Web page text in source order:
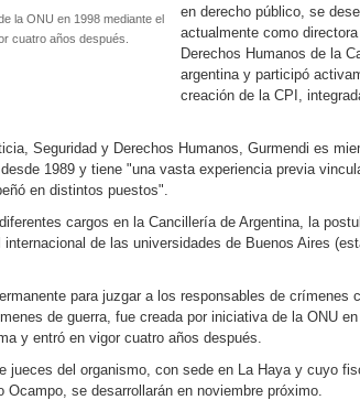
la ONU en 1998 mediante el
cuatro años después.
en derecho público, se
actualmente como
Derechos Humanos de la
argentina y participó
creación de la CPI,
Seguridad y Derechos Humanos, Gurmendi es
1989 y tiene "una vasta experiencia previa
en distintos puestos".
cargos en la Cancillería de Argentina, la
internacional de las universidades de Buenos Aires
para juzgar a los responsables de crímenes
de guerra, fue creada por iniciativa de la ONU
y entró en vigor cuatro años después.
jueces del organismo, con sede en La Haya y cuyo
Ocampo, se desarrollarán en noviembre próximo.